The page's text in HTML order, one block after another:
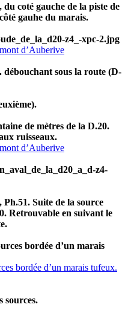
coté gauche de la piste de
gauhe du marais.
z4_-xpc-2.jpg
d’Auberive
débouchant sous la route (D-
de mètres de la D.20.
ruisseaux.
d’Auberive
z4-
Suite de la source
Retrouvable en suivant le
bordée d’un marais
bordée d’un marais tufeux.
sources.